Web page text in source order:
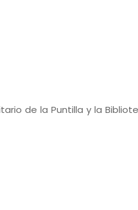
de la Puntilla y la